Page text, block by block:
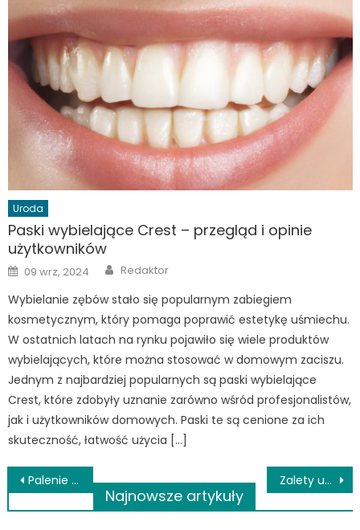
Uroda
Paski wybielające Crest – przegląd i opinie
użytkowników
Posted
on
09 wrz, 2024 Author
Redaktor
Wybielanie zębów stało się popularnym zabiegiem
kosmetycznym, który pomaga poprawić estetykę uśmiechu.
W ostatnich latach na rynku pojawiło się wiele produktów
wybielających, które można stosować w domowym zaciszu.
Jednym z najbardziej popularnych są paski wybielające
Crest, które zdobyły uznanie zarówno wśród profesjonalistów,
jak i użytkowników domowych. Paski te są cenione za ich
skuteczność, łatwość użycia […]
Nawigacja
wpisu
Palenie papierosów a płodność mężczyzn. Co warto wiedzieć na ten temat? Zalety używania szczoteczki sonicznej dla dzieci
Najnowsze artykuły